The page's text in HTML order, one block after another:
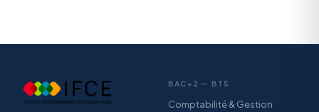
BAC+2 — BTS
Comptabilité & Gestion